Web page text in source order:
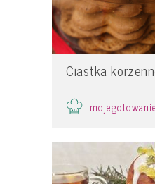
Ciastka
mojegotowanie